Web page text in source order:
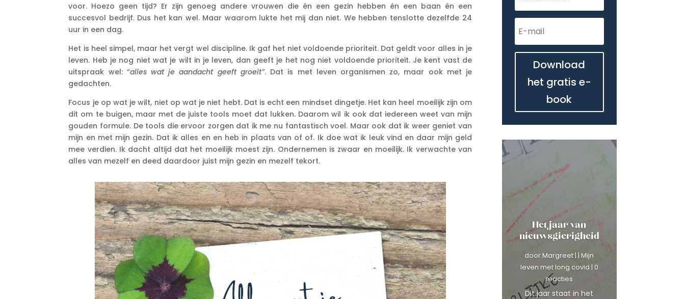
voor. Hoezo geen tijd? Er zijn genoeg andere vrouwen die én een gezin hebben én een baan én een
succesvol bedrijf. Dus het kan wel. Maar waarom lukte het mij dan niet. We hebben tenslotte dezelfde 24
uur in een dag.
Het is heel simpel, maar het vergt wel discipline. Ik gaf het niet voldoende prioriteit. Dat geldt voor alles in je
leven. Heb je nog niet wat je wilt in je leven, dan geeft je het nog niet voldoende prioriteit. Je kent vast de
uitspraak wel: “alles wat je aandacht geeft groeit”. Dat is met leven organismen zo, maar ook met je
gedachten.
Focus je op wat je wilt, niet op wat je niet hebt. Dat is echt een mindset dingetje. Het kan heel moeilijk zijn om
dit om te buigen, maar met de juiste tools moet dat lukken. Daarom wil ik ook dat iedereen weet van mijn
gouden formule. De tools die ervoor zorgen dat ik me nu fantastisch voel. Maar ook dat ik weer geniet van
mijn en met mijn gezin. Dat ik alles en en heb in plaats van of of. Ik doe wat ik leuk vind en daar mijn geld
mee verdien. Ik dacht altijd dat het moeilijk moest zijn. Ondernemen is zwaar en moeilijk. Ik verwachte van
alles van mezelf en deed daardoor juist mijn gezin en mezelf tekort.
Download
het gratis e-
book
Het jaar van
nieuwsgierigheid
doorMargreet||Mijn
leven met long covid | 0
reacties
Dit jaar staat in het